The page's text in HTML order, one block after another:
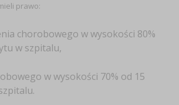
prawo:
chorobowego w wysokości 80%
w szpitalu,
w wysokości 70% od 15